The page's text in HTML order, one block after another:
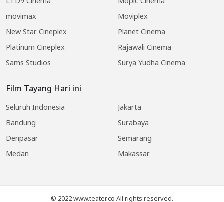
movimax
Moviplex
New Star Cineplex
Planet Cinema
Platinum Cineplex
Rajawali Cinema
Sams Studios
Surya Yudha Cinema
Film Tayang Hari ini
Seluruh Indonesia
Jakarta
Bandung
Surabaya
Denpasar
Semarang
Medan
Makassar
© 2022 www.teater.co All rights reserved.